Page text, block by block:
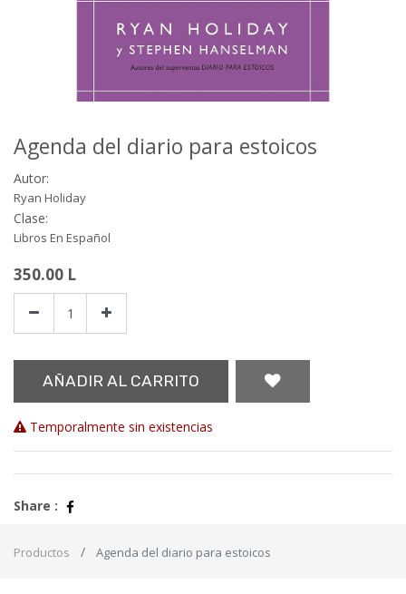
Agenda del diario para estoicos
Autor:
Ryan Holiday
Clase:
Libros En Español
350.00 L
AÑADIR AL CARRITO
Temporalmente sin existencias
Share :
Productos Agenda del diario para estoicos